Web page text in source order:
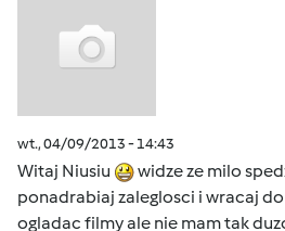
wt., 04/09/2013 - 14:43
Witaj Niusiu
widze ze milo
ponadrabiaj zaleglosci i wracaj do
ogladac filmy ale nie mam tak